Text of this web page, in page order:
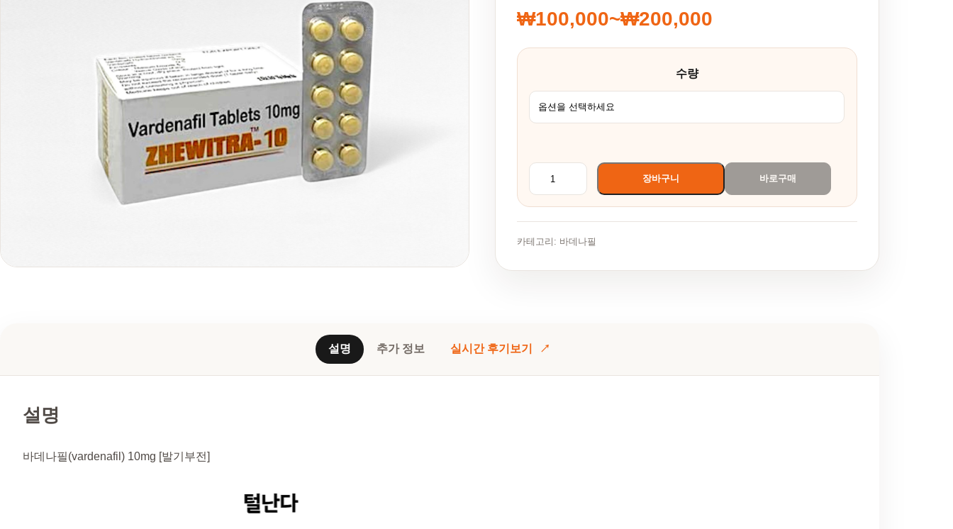
₩100,000~₩200,000
가격 범위: ₩100,000~₩200,000
수량
제비트라 10mg 수량
장바구니 바로구매
카테고리: 바데나필
설명 추가 정보 실시간 후기보기
설명
바데나필(vardenafil) 10mg [발기부전]